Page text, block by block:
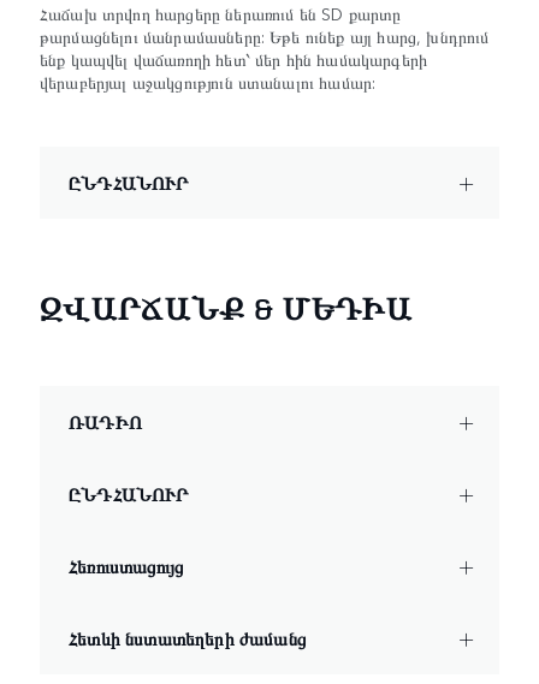
Հաճախ տրվող հարցերը ներառում են SD քարտը
թարմացնելու մանրամասները: Եթե ունեք այլ հարց, խնդրում
ենք կապվել վաճառողի հետ՝ մեր հին համակարգերի
վերաբերյալ աջակցություն ստանալու համար:
ԸՆԴՀԱՆՈՒՐ
ԶՎԱՐՃԱՆՔ & ՄԵԴԻԱ
ՌԱԴԻՈ
ԸՆԴՀԱՆՈՒՐ
Հեռուստացույց
Հետևի նստատեղերի ժամանց